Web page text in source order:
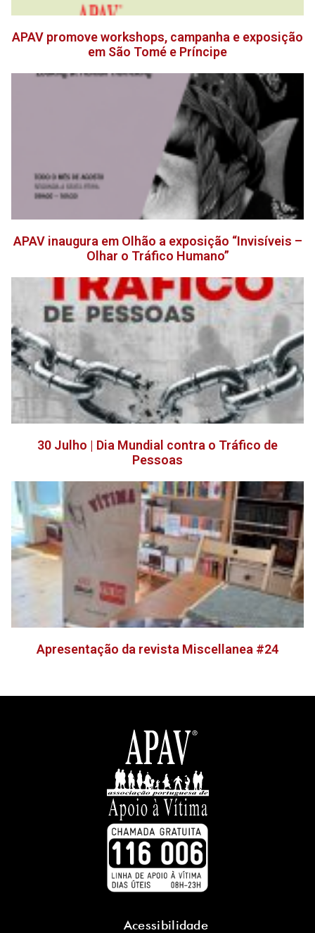
APAV promove workshops, campanha e exposição
em São Tomé e Príncipe
APAV inaugura em Olhão a exposição “Invisíveis –
Olhar o Tráfico Humano”
30 Julho | Dia Mundial contra o Tráfico de
Pessoas
Apresentação da revista Miscellanea #24
Acessibilidade